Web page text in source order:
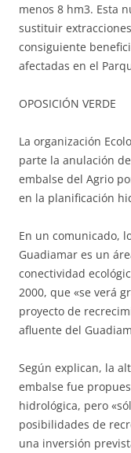
menos 8 hm3. Esta
sustituir
consiguiente
afectadas en el
OPOSICIÓN VERDE
La organización
parte la anulación
embalse del Agrio
en la planificación
En un comunicado,
Guadiamar es un
conectividad
2000, que «se verá
proyecto de
afluente del
Según explican, la
embalse fue
hidrológica, pero
posibilidades de
una inversión